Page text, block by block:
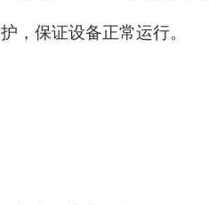
，保证设备正常运行。